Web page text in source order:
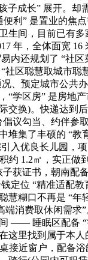
子成长” 展开。却
便利” 是置业的焦
生间，目前已有多
年，全体面宽 16
内还规划了 “社区
社区聪慧取城市聪
况、预定城市公共
“学区房” 是房地产
交换)。快递达到
倡议勾当、约伴参
堆集了丰硕的 “教
入优良长儿园，
约 1.2㎡，实正做
获证书，朝南配
定位 “精准适配教
慧糊口不再是 “年
端消费取休闲需求
—— 睡眠区配备 “
这里找到属于本人
接近窗户，配备